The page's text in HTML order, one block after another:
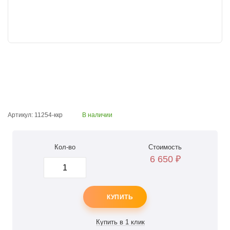
Артикул: 11254-ккр В наличии
Кол-во Стоимость
6 650 ₽
КУПИТЬ